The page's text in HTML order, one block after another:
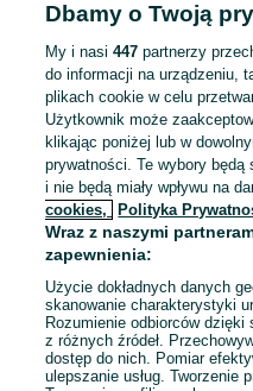
1
04
04
Dbamy o Twoją
My i nasi447 partnerzy
do informacji na urządzeniu,
plikach cookie w celu
Użytkownik może
klikając poniżej lub w
prywatności. Te wybory będą
i nie będą miały wpływu na
cookies,
Polityka
Wraz z naszymi
zapewnienia:
Użycie dokładnych danych
skanowanie charakterystyki
Rozumienie odbiorców
z różnych źródeł.
dostęp do nich. Pomiar
ulepszanie usług. Tworzenie